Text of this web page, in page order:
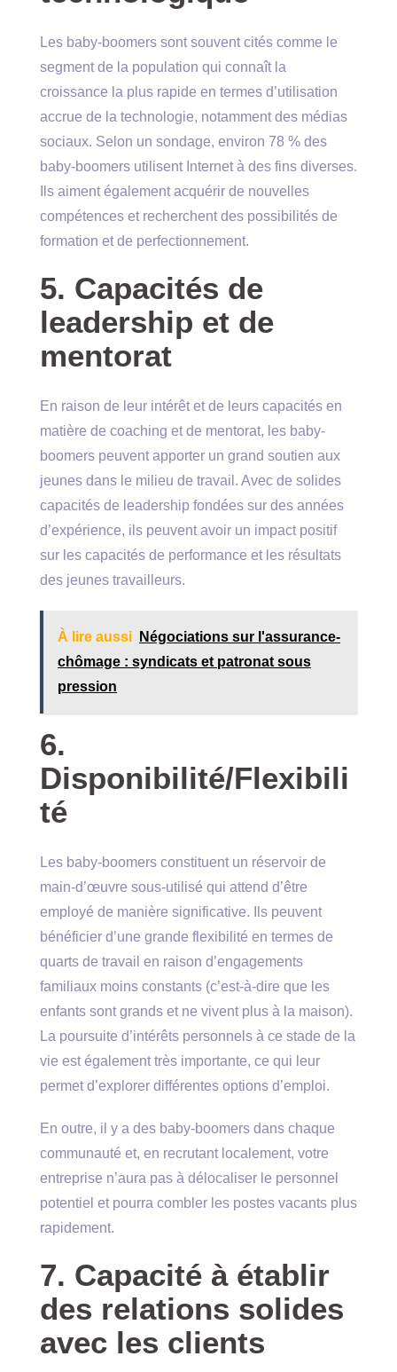
Les baby-boomers sont souvent cités comme le
segment de la population qui connaît la
croissance la plus rapide en termes d’utilisation
accrue de la technologie, notamment des médias
sociaux. Selon un sondage, environ 78 % des
baby-boomers utilisent Internet à des fins diverses.
Ils aiment également acquérir de nouvelles
compétences et recherchent des possibilités de
formation et de perfectionnement.
5. Capacités de
leadership et de
mentorat
En raison de leur intérêt et de leurs capacités en
matière de coaching et de mentorat, les baby-
boomers peuvent apporter un grand soutien aux
jeunes dans le milieu de travail. Avec de solides
capacités de leadership fondées sur des années
d’expérience, ils peuvent avoir un impact positif
sur les capacités de performance et les résultats
des jeunes travailleurs.
À lire aussi
Négociations sur l'assurance-
chômage : syndicats et patronat sous
pression
6.
Disponibilité/Flexibili
té
Les baby-boomers constituent un réservoir de
main-d’œuvre sous-utilisé qui attend d’être
employé de manière significative. Ils peuvent
bénéficier d’une grande flexibilité en termes de
quarts de travail en raison d’engagements
familiaux moins constants (c’est-à-dire que les
enfants sont grands et ne vivent plus à la maison).
La poursuite d’intérêts personnels à ce stade de la
vie est également très importante, ce qui leur
permet d’explorer différentes options d’emploi.
En outre, il y a des baby-boomers dans chaque
communauté et, en recrutant localement, votre
entreprise n’aura pas à délocaliser le personnel
potentiel et pourra combler les postes vacants plus
rapidement.
7. Capacité à établir
des relations solides
avec les clients